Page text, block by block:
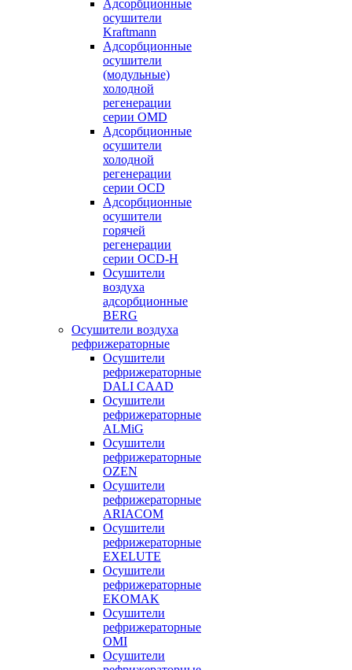
Адсорбционные
осушители
Kraftmann
Адсорбционные
осушители
(модульные)
холодной
регенерации
серии OMD
Адсорбционные
осушители
холодной
регенерации
серии OCD
Адсорбционные
осушители
горячей
регенерации
серии OСD-H
Осушители
воздуха
адсорбционные
BERG
Осушители воздуха
рефрижераторные
Осушители
рефрижераторные
DALI CAAD
Осушители
рефрижераторные
ALMiG
Осушители
рефрижераторные
OZEN
Осушители
рефрижераторные
ARIACOM
Осушители
рефрижераторные
EXELUTE
Осушители
рефрижераторные
EKOMAK
Осушители
рефрижераторные
OMI
Осушители